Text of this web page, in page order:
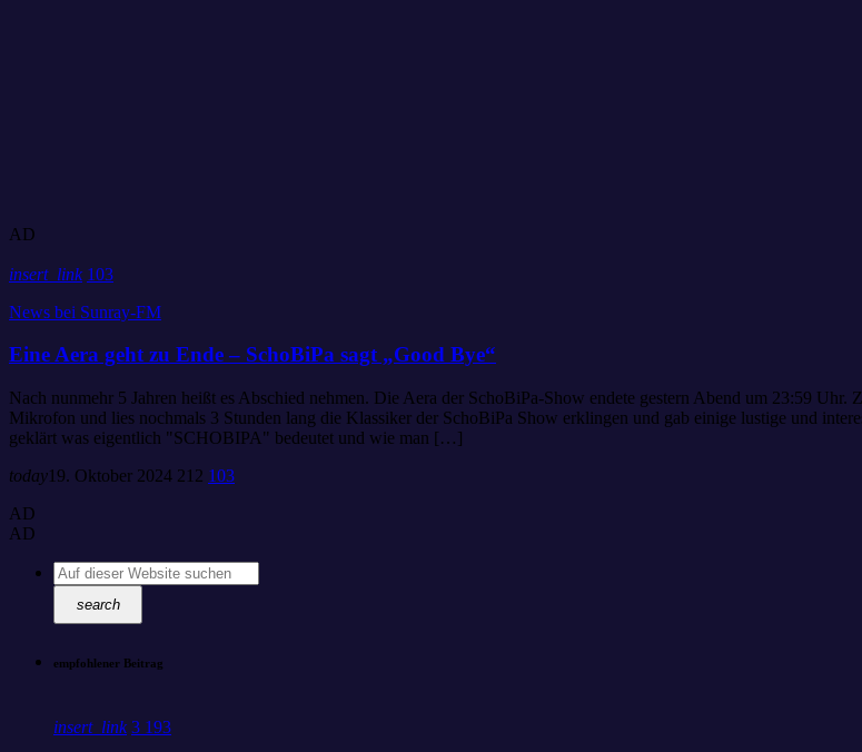
AD
insert_link 103
News bei Sunray-FM
Eine Aera geht zu Ende – SchoBiPa sagt „Good Bye“
Nach nunmehr 5 Jahren heißt es Abschied nehmen. Die Aera der SchoBiPa-Show endete gestern Abend um 23:59
Mikrofon und lies nochmals 3 Stunden lang die Klassiker der SchoBiPa Show erklingen und gab einige lustige und
geklärt was eigentlich "SCHOBIPA" bedeutet und wie man […]
today19. Oktober 2024 212 103
AD
AD
search
empfohlener Beitrag
insert_link 3 193